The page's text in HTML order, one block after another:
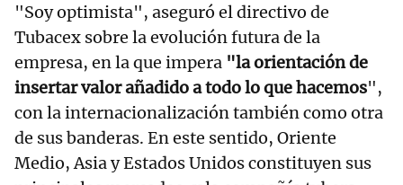
"Soy optimista", aseguró el directivo de
Tubacex sobre la evolución futura de la
empresa, en la que impera "la orientación de
insertar valor añadido a todo lo que hacemos",
con la internacionalización también como otra
de sus banderas. En este sentido, Oriente
Medio, Asia y Estados Unidos constituyen sus